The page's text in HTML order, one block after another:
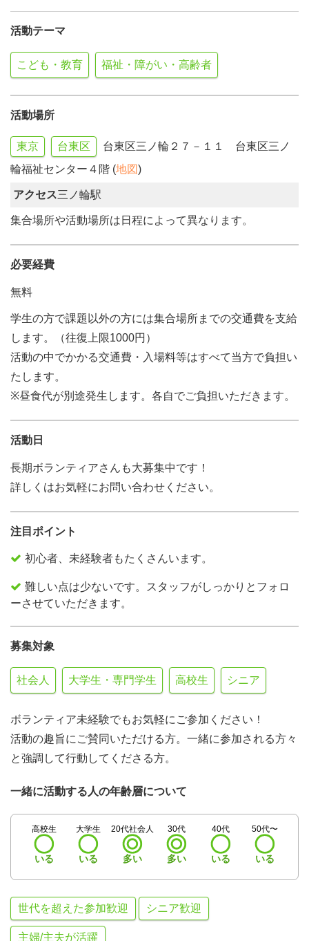
活動テーマ
こども・教育 福祉・障がい・高齢者
活動場所
東京 台東区
台東区三ノ輪２７－１１ 台東区三ノ
輪福祉センター４階 (地図)
アクセス三ノ輪駅
集合場所や活動場所は日程によって異なります。
必要経費
無料
学生の方で課題以外の方には集合場所までの交通費を支給
します。（往復上限1000円）
活動の中でかかる交通費・入場料等はすべて当方で負担い
たします。
※昼食代が別途発生します。各自でご負担いただきます。
活動日
長期ボランティアさんも大募集中です！
詳しくはお気軽にお問い合わせください。
注目ポイント
初心者、未経験者もたくさんいます。
難しい点は少ないです。スタッフがしっかりとフォロ
ーさせていただきます。
募集対象
社会人 大学生・専門学生 高校生 シニア
ボランティア未経験でもお気軽にご参加ください！
活動の趣旨にご賛同いただける方。一緒に参加される方々
と強調して行動してくださる方。
一緒に活動する人の年齢層について
高校生
いる
大学生
いる
20代社会人
多い
30代
多い
40代
いる
50代〜
いる
世代を超えた参加歓迎 シニア歓迎
主婦/主夫が活躍